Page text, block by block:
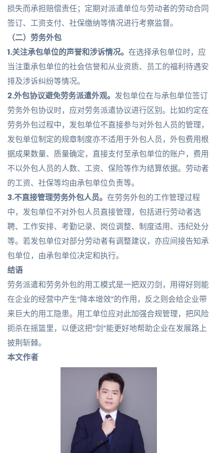
损失而承担赔偿责任；定期对派遣单位与劳动者的劳动合同
签订、工资支付、社保缴纳等情况进行考察监督。
（二） 劳务外包
1.关注承包单位的声誉和涉诉情况。 在选择承包单位时，应
当注重承包单位的社会信誉和从业资质、员工的福利待遇安
排及涉诉纠纷等情况。
2.外包协议避免劳务派遣外观。 发包单位在与承包单位签订
劳务外包协议时，应对劳务派遣协议进行区别。比如约定在
劳务外包过程中，发包单位不直接参与对外包人员的管理，
发包单位制定的规章制度亦不适用于外包人员，外包费用根
据成果数量、质量确定，直接支付至承包单位的账户，费用
不以外包人员的人数、工资、保险等作为结算依据。劳动者
的工资、社保等均由承包单位负责等。
3.不直接管理劳务外包人员。 在劳务外包的工作管理过程
中，发包单位不对外包人员直接管理，包括进行劳动者选
聘、工作安排、考勤记录、岗位调整、制度适用、违纪处分
等。若发包单位对部分劳动者有调整建议，亦应间接告知承
包单位，由承包单位决定和执行。
结语
劳务派遣和劳务外包的用工模式是一把双刃剑，用得好则能
在企业的经营中产生“降本增效”的作用，反之则会给企业带
来巨大的用工隐患。用工单位应对此加强合规管理，把风险
扼杀在摇篮里，以便这把“剑”能更好地帮助企业在发展路上
披荆斩棘。
本文作者